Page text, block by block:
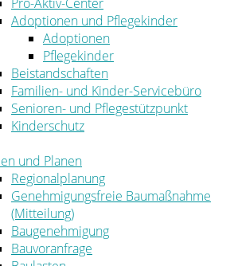
Adoptionen und Pflegekinder
Adoptionen
Pflegekinder
Beistandschaften
Familien- und Kinder-Servicebüro
Senioren- und Pflegestützpunkt
Kinderschutz
und Planen
Regionalplanung
Genehmigungsfreie Baumaßnahme
(Mitteilung)
Baugenehmigung
Bauvoranfrage